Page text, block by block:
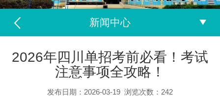
新闻中心
2026年四川单招考前必看！考试
注意事项全攻略！
发布日期：2026-03-19 浏览次数： 242